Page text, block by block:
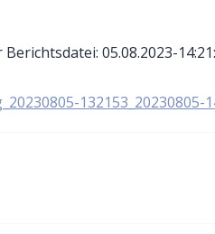
05.08.2023-
132153_20230805-